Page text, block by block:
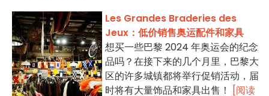
Les Grandes Braderies des
Jeux：低价销售奥运配件和家具
想买一些巴黎 2024 年奥运会的纪念
品吗？在接下来的几个月里，巴黎大
区的许多城镇都将举行促销活动，届
时将有大量饰品和家具出售！
[阅读